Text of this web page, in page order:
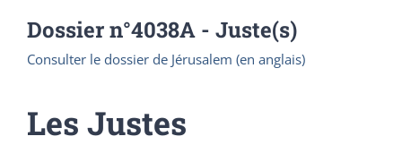
Dossier n°4038A - Juste(s)
Consulter le dossier de Jérusalem (en anglais)
Les Justes